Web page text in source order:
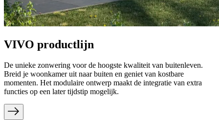
VIVO productlijn
De unieke zonwering voor de hoogste kwaliteit van buitenleven.
Breid je woonkamer uit naar buiten en geniet van kostbare
momenten. Het modulaire ontwerp maakt de integratie van extra
functies op een later tijdstip mogelijk.